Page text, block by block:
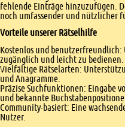
fehlende Einträge hinzuzufügen.
noch umfassender und nützlicher
Vorteile unserer Rätselhilfe
Kostenlos und
zugänglich und leicht zu bedienen.
Vielfältige Rätselarten:
und Anagramme.
Präzise Suchfunktionen: Eingabe
und bekannte
Community-basiert: Eine
Nutzer.